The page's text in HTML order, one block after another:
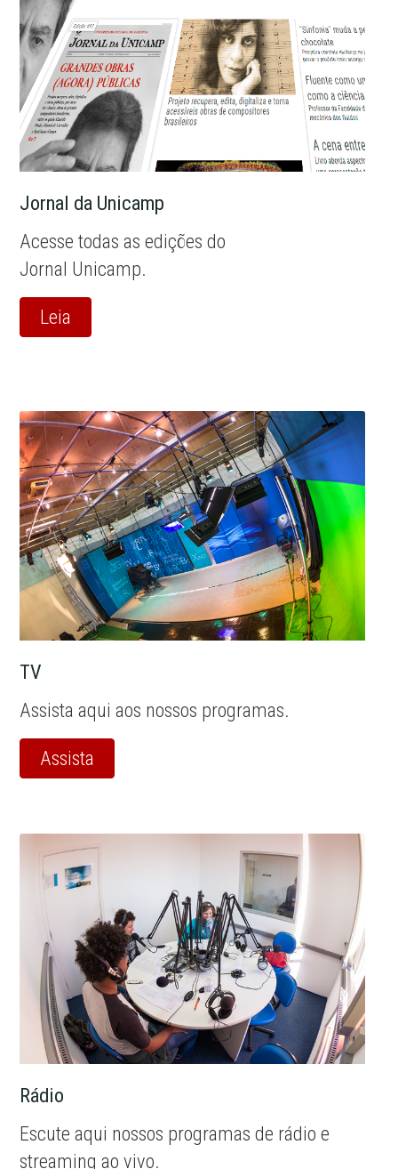
Jornal da Unicamp
Acesse todas as edições do
Jornal Unicamp.
Leia
TV
Assista aqui aos nossos programas.
Assista
Rádio
Escute aqui nossos programas de rádio e
streaming ao vivo.